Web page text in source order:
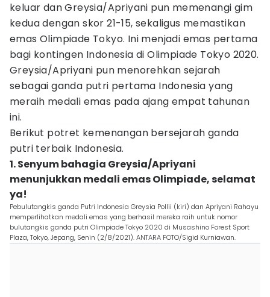
keluar dan Greysia/Apriyani pun memenangi gim
kedua dengan skor 21-15, sekaligus memastikan
emas Olimpiade Tokyo. Ini menjadi emas pertama
bagi kontingen Indonesia di Olimpiade Tokyo 2020.
Greysia/Apriyani pun menorehkan sejarah
sebagai ganda putri pertama Indonesia yang
meraih medali emas pada ajang empat tahunan
ini.
Berikut potret kemenangan bersejarah ganda
putri terbaik Indonesia.
1. Senyum bahagia Greysia/Apriyani
menunjukkan medali emas Olimpiade, selamat
ya!
Pebulutangkis ganda Putri Indonesia Greysia Pollii (kiri) dan Apriyani Rahayu
memperlihatkan medali emas yang berhasil mereka raih untuk nomor
bulutangkis ganda putri Olimpiade Tokyo 2020 di Musashino Forest Sport
Plaza, Tokyo, Jepang, Senin (2/8/2021). ANTARA FOTO/Sigid Kurniawan.